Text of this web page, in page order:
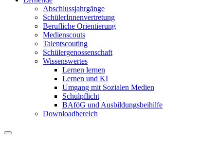
Abschlussjahrgänge
SchülerInnenvertretung
Berufliche Orientierung
Medienscouts
Talentscouting
Schüler­genossen­schaft
Wissenswertes
Lernen lernen
Lernen und KI
Umgang mit Sozialen Medien
Schulpflicht
BAföG und Ausbildungsbeihilfe
Downloadbereich